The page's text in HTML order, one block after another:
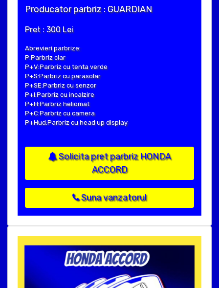
Producator parbriz : GUARDIAN
Pret : 300 Lei
Abrevieri parbrize:
P:Parbriz clar
P+V:Parbriz cu tenta verde
P+S:Parbriz cu parasolar
P+SE:Parbriz cu senzor
P+I:Parbriz cu incalzire
P+H:Parbriz heliomat
P+C:Parbriz cu camera
P+Hud:Parbriz cu head up display
Solicita pret parbriz HONDA
ACCORD
Suna vanzatorul